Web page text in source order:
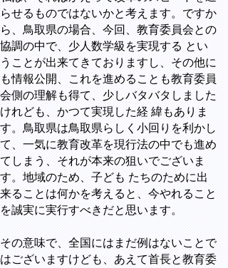
らせるものではないかと考えます。ですか
ら、鳥取県の場合、今回、教育委員会との
協調の中で、少人数学級を実現する とい
うことが出来てきておりますし、その他に
も情報公開、これを進めることも教育委員
会側の理解も得て、少しバタバタしました
けれども、かつて実現した経 緯もありま
す。鳥取県は鳥取県らしく小回りを利かし
て、一気に教育改革を現行法の中でも進め
てしまう、それが本来の狙いでございま
す。地域のため、子ども たちのために出
来ることは何かを考えると、今やれること
を誠実に実行すべきだと思います。
その意味で、全国にはまだ例はないことで
はございますけども、あえて首長と教育委